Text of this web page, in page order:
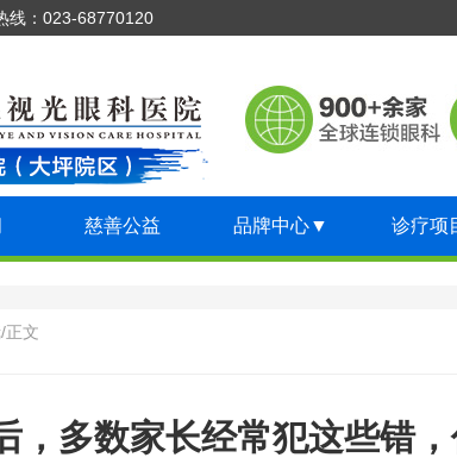
线：023-68770120
慈善公益 品牌中心▼ 诊疗项
/正文
，多数家长经常犯这些错，